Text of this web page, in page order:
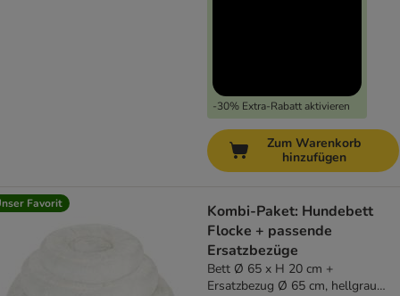
-30% Extra-Rabatt aktivieren
Zum Warenkorb
hinzufügen
Favorit
Kombi-Paket: Hundebett
Flocke + passende
Ersatzbezüge
Bett Ø 65 x H 20 cm +
Ersatzbezug Ø 65 cm, hellgrau